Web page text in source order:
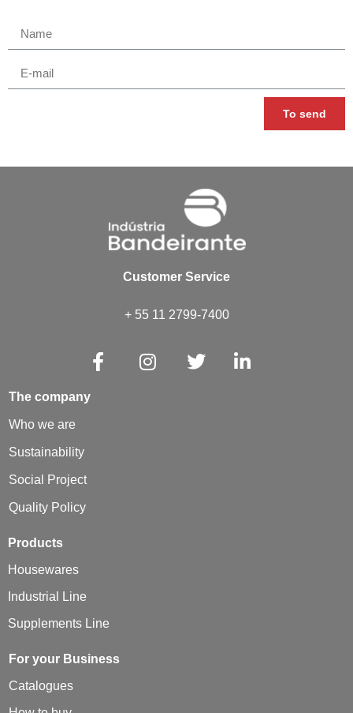
To send
Customer Service
+ 55 11 2799-7400
The company
Who we are
Sustainability
Social Project
Quality Policy
Products
Housewares
Industrial Line
Supplements Line
For your Business
Catalogues